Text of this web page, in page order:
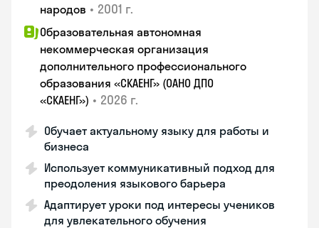
народов • 2001 г.
Образовательная автономная
некоммерческая организация
дополнительного профессионального
образования «СКАЕНГ» (ОАНО ДПО
«СКАЕНГ») • 2026 г.
Обучает актуальному языку для работы и
бизнеса
Использует коммуникативный подход для
преодоления языкового барьера
Адаптирует уроки под интересы учеников
для увлекательного обучения